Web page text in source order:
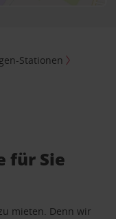
Stationen
für Sie
mieten. Denn wir